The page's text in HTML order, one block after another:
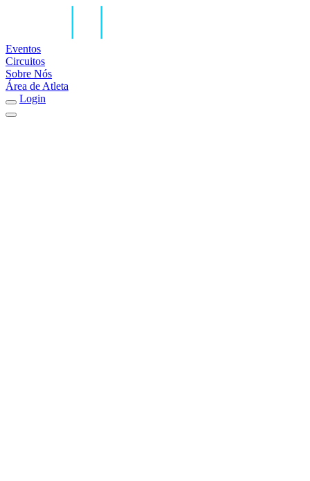
Eventos
Circuitos
Sobre Nós
Área de Atleta
Login